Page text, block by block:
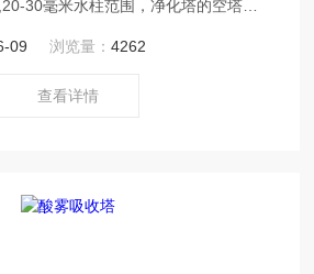
30毫米水柱范围，净化塔的空塔速
09 浏览量：4262
查看详情